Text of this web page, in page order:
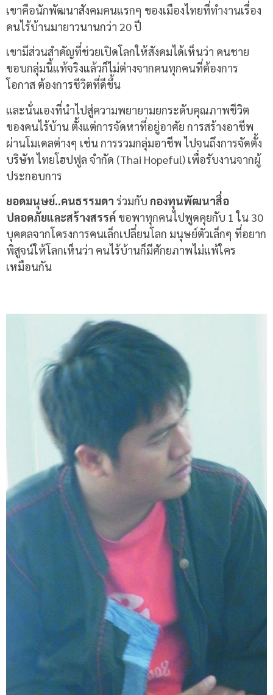
เขาคือนักพัฒนาสังคมคนแรกๆ ของเมืองไทยที่ทำงานเรื่อง
คนไร้บ้านมายาวนานกว่า 20 ปี
เขามีส่วนสำคัญที่ช่วยเปิดโลกให้สังคมได้เห็นว่า คนชาย
ขอบกลุ่มนี้แท้จริงแล้วก็ไม่ต่างจากคนทุกคนที่ต้องการ
โอกาส ต้องการชีวิตที่ดีขึ้น
และนั่นเองที่นำไปสู่ความพยายามยกระดับคุณภาพชีวิต
ของคนไร้บ้าน ตั้งแต่การจัดหาที่อยู่อาศัย การสร้างอาชีพ
ผ่านโมเดลต่างๆ เช่น การรวมกลุ่มอาชีพ ไปจนถึงการจัดตั้ง
บริษัท ไทยโฮปฟูล จำกัด (Thai Hopeful) เพื่อรับงานจากผู้
ประกอบการ
ยอดมนุษย์..คนธรรมดา ร่วมกับ กองทุนพัฒนาสื่อ
ปลอดภัยและสร้างสรรค์ ขอพาทุกคนไปพูดคุยกับ 1ใน 30
บุคคลจากโครงการคนเล็กเปลี่ยนโลก มนุษย์ตัวเล็กๆ ที่อยาก
พิสูจน์ให้โลกเห็นว่า คนไร้บ้านก็มีศักยภาพไม่แพ้ใคร
เหมือนกัน